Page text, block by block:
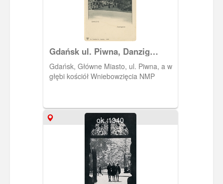
Gdańsk ul. Piwna, Danzig
Jopengasse
Gdańsk, Główne Miasto, ul. Piwna, a w
głębi kościół Wniebowzięcia NMP
ok. 1940